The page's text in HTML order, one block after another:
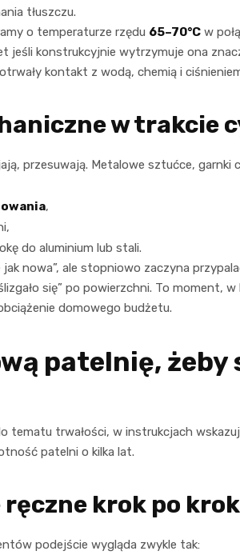
tłuszczu.
o temperaturze rzędu 65–70°C w
jeśli konstrukcyjnie wytrzymuje ona
kontakt z wodą, chemią i
w trakcie
przesuwają. Metalowe sztućce, garnki
,
do aluminium lub stali.
nowa”, ale stopniowo zaczyna
się” po powierzchni. To moment,
domowego budżetu.
patelnię, żeby
tematu trwałości, w instrukcjach
patelni o kilka lat.
ręczne krok po
podejście wygląda zwykle tak: